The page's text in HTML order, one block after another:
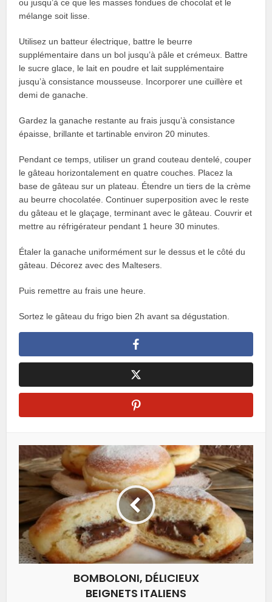
ou jusqu’à ce que les masses fondues de chocolat et le
mélange soit lisse.
Utilisez un batteur électrique, battre le beurre
supplémentaire dans un bol jusqu’à pâle et crémeux. Battre
le sucre glace, le lait en poudre et lait supplémentaire
jusqu’à consistance mousseuse. Incorporer une cuillère et
demi de ganache.
Gardez la ganache restante au frais jusqu’à consistance
épaisse, brillante et tartinable environ 20 minutes.
Pendant ce temps, utiliser un grand couteau dentelé, couper
le gâteau horizontalement en quatre couches. Placez la
base de gâteau sur un plateau. Étendre un tiers de la crème
au beurre chocolatée. Continuer superposition avec le reste
du gâteau et le glaçage, terminant avec le gâteau. Couvrir et
mettre au réfrigérateur pendant 1 heure 30 minutes.
Étaler la ganache uniformément sur le dessus et le côté du
gâteau. Décorez avec des Maltesers.
Puis remettre au frais une heure.
Sortez le gâteau du frigo bien 2h avant sa dégustation.
BOMBOLONI, DÉLICIEUX
BEIGNETS ITALIENS